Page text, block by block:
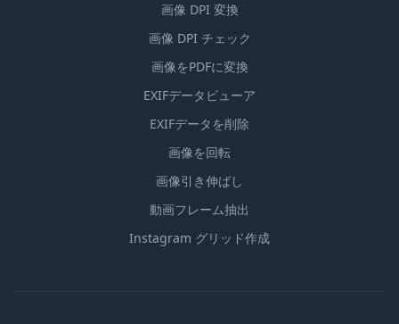
画像 DPI 変換
画像 DPI チェック
画像をPDFに変換
EXIFデータビューア
EXIFデータを削除
画像を回転
画像引き伸ばし
動画フレーム抽出
Instagram グリッド作成